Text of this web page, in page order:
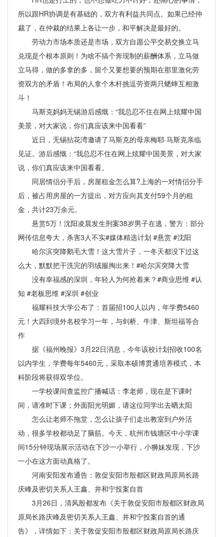
所以跟HR协调是有基础的，双方有利益共同点。如果已经仲
裁了，在仲裁的结果上各让一步，和平解决是最好的。
劳动力市场本质还是市场，双方自愿公平交易交换立马
兑现是个根本原则！为啥不搞个奔现制的薪酬体系，立马做
立马得，做的多拿的多，留个又要想要的预期在那里激化劳
资双方的矛盾！布局的人拿个木杆挑逗劳资两只蟋蟀互相激
斗！
马斯克妈妈无锡游后感慨：“我总忍不住在网上炫耀中国
美景，对大家说，你们真应该来中国看看”
近日，无锡拈花湾邀请了马斯克的母亲梅耶·马斯克亲临
见证。游后感慨：“我总忍不住在网上炫耀中国美景，对大家
说，你们真应该来中国看看。
同居情侣分手后，房屋租金怎么算?上海的一对情侣分手
后，被占用房屋的一方提出，对方应向其支付59个月的租
金，共计23万余元。
悬赏5万！沈阳凌晨发生刑案38岁男子在逃，警方：部分
网传信息夸大，杀害3人不实#媒体精选计划 #悬赏 #沈阳
哈尔滨突降鹅毛大雪！这大雪片子，一冬天都没下过这
么大，默默把干洗完的羽绒服掏出来！#哈尔滨突降大雪
没有幸福感的深圳，年轻人为何抢着来？#商业思维 #认
知 #老板思维 #深圳 #创业
福耀科技大学公布了：首届招100人以内，年学费5460
元！大四到境外名校学习一年，与剑桥、牛津、斯坦福等合
作
据《福州晚报》3月22日消息，今年该校计划招收100名
以内学生，学费每年5460元，采取本硕博贯通培养模式，本
科阶段将获得双学位。
一学校课间查监控广播喊话：李老师，现在是下课时
间，请准时下课；外面阳光明媚，请这位同学出去晒太阳
怎么让老师不拖堂，怎么让孩子们走出教室到户外活
动，很多学校都动足了脑筋。今天，杭州市钱塘区中小学课
间15分钟现场展示活动在下沙一小举行，小狮妹发现，下沙
一小在这方面动真格了。
河南安阳发布通告：敦促安阳市殷都区财政局原局长路
庆峰及密切关系人王鑫、井和宁投案自首
3月26日，清风殷都发布《关于敦促安阳市殷都区财政局
原局长路庆峰及密切关系人王鑫、井和宁投案自首的通
告》，详情如下：关于敦促安阳市殷都区财政局原局长路庆